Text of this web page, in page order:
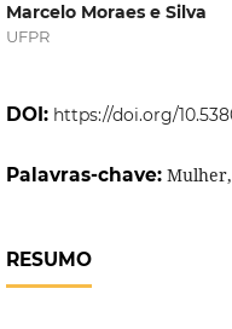
Marcelo Moraes e Silva
UFPR
DOI: https://doi.org/
Palavras-chave:
RESUMO